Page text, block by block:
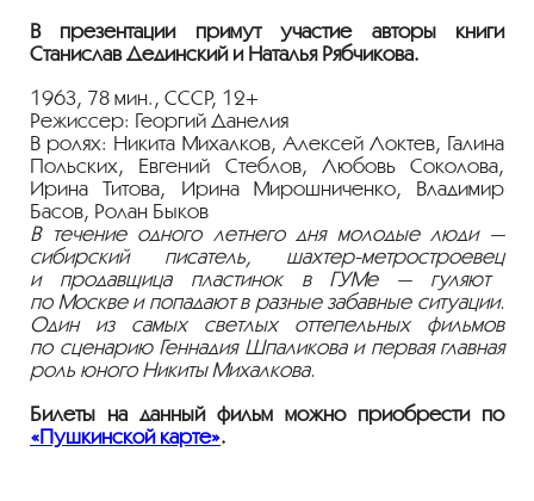
В презентации примут участие авторы книги
Станислав Дединский и Наталья Рябчикова.
1963, 78 мин., СССР, 12+
Режиссер: Георгий Данелия
В ролях: Никита Михалков, Алексей Локтев, Галина
Польских, Евгений Стеблов, Любовь Соколова,
Ирина Титова, Ирина Мирошниченко, Владимир
Басов, Ролан Быков
В течение одного летнего дня молодые люди —
сибирский писатель, шахтер-метростроевец
и продавщица пластинок в ГУМе — гуляют
по Москве и попадают в разные забавные ситуации.
Один из самых светлых оттепельных фильмов
по сценарию Геннадия Шпаликова и первая главная
роль юного Никиты Михалкова.
Билеты на данный фильм можно приобрести по
«Пушкинской карте».